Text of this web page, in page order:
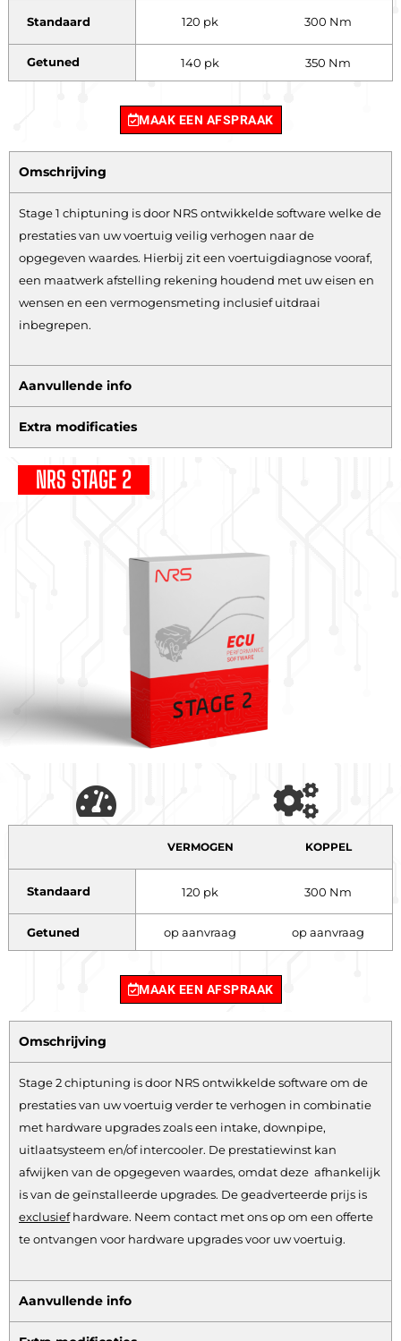
Standaard 120 pk 300 Nm
Getuned 140 pk 350 Nm
MAAK EEN AFSPRAAK
Omschrijving
Stage 1 chiptuning is door NRS ontwikkelde software welke de
prestaties van uw voertuig veilig verhogen naar de
opgegeven waardes. Hierbij zit een voertuigdiagnose vooraf,
een maatwerk afstelling rekening houdend met uw eisen en
wensen en een vermogensmeting inclusief uitdraai
inbegrepen.
Aanvullende info
Extra modificaties
NRS STAGE 2
VERMOGEN KOPPEL
Standaard 120 pk 300 Nm
Getuned op aanvraag op aanvraag
MAAK EEN AFSPRAAK
Omschrijving
Stage 2 chiptuning is door NRS ontwikkelde software om de
prestaties van uw voertuig verder te verhogen in combinatie
met hardware upgrades zoals een intake, downpipe,
uitlaatsysteem en/of intercooler. De prestatiewinst kan
afwijken van de opgegeven waardes, omdat deze afhankelijk
is van de geïnstalleerde upgrades. De geadverteerde prijs is
exclusiefhardware. Neem contact met ons op om een offerte
te ontvangen voor hardware upgrades voor uw voertuig.
Aanvullende info